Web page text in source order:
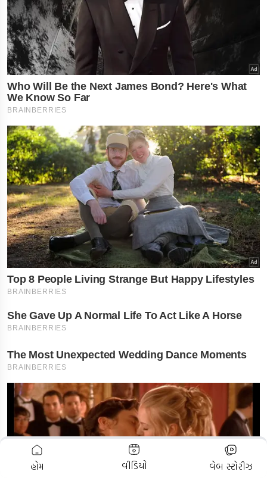
ADVERTISEMENT
હોમ વીડિયો વેબ સ્ટોરીઝ